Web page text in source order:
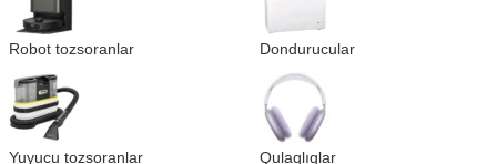
Robot tozsoranlar Dondurucular
Yuyucu tozsoranlar Qulaqlıqlar